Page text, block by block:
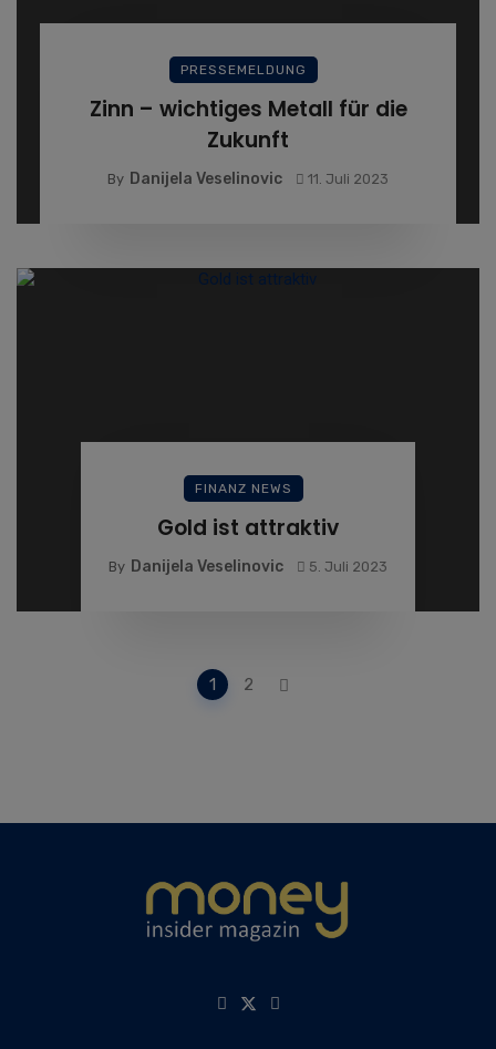
PRESSEMELDUNG
Zinn – wichtiges Metall für die
Zukunft
By Danijela Veselinovic 11. Juli 2023
FINANZ NEWS
Gold ist attraktiv
By Danijela Veselinovic 5. Juli 2023
1 2